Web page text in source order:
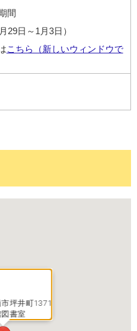
間
29日～1月3日）
こちら（新しいウィンドウで
坪井町1371
書室